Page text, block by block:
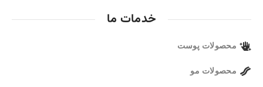
خدمات ما
محصولات پوست
محصولات مو